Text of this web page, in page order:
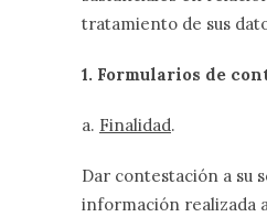
tratamiento de sus
1. Formularios de
a. Finalidad.
Dar contestación a su
información realizada